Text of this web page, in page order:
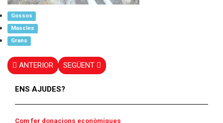
Gossos
Mascles
Grans
ANTERIOR SEGÜENT
ENS AJUDES?
Com fer donacions econòmiques